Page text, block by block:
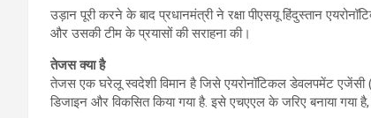
उड़ान पूरी करने के बाद प्रधानमंत्री ने रक्षा पीएसयू हिंदुस्तान
और उसकी टीम के प्रयासों की सराहना की।
तेजस क्या है
तेजस एक घरेलू स्वदेशी विमान है जिसे एयरोनॉटिकल डेवलपमेंट
डिजाइन और विकसित किया गया है. इसे एचएएल के जरिए बनाया गया